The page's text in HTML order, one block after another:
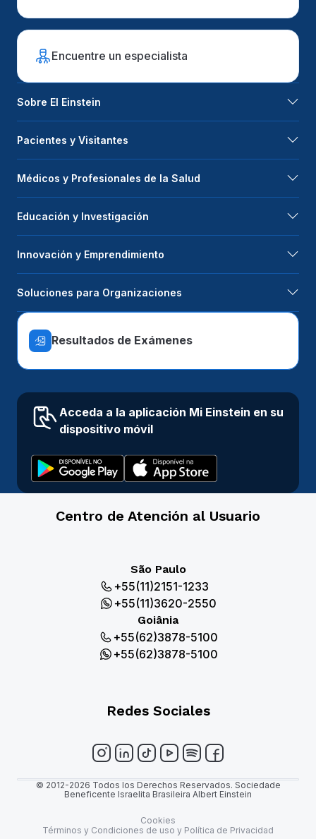
Encuentre un especialista
Sobre El Einstein
Pacientes y Visitantes
Médicos y Profesionales de la Salud
Educación y Investigación
Innovación y Emprendimiento
Soluciones para Organizaciones
Resultados de Exámenes
Acceda a la aplicación Mi Einstein en su
dispositivo móvil
Centro de Atención al Usuario
São Paulo
+55(11)2151-1233
+55(11)3620-2550
Goiânia
+55(62)3878-5100
+55(62)3878-5100
Redes Sociales
© 2012-2026 Todos los Derechos Reservados. Sociedade
Beneficente Israelita Brasileira Albert Einstein
Cookies
Términos y Condiciones de uso y Política de Privacidad